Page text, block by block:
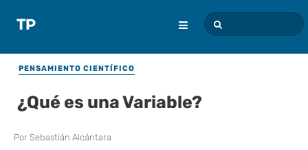
PENSAMIENTO CIENTÍFICO
¿Qué es una Variable?
Por Sebastián Alcántara